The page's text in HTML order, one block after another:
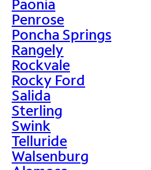
Paonia
Penrose
Poncha Springs
Rangely
Rockvale
Rocky Ford
Salida
Sterling
Swink
Telluride
Walsenburg